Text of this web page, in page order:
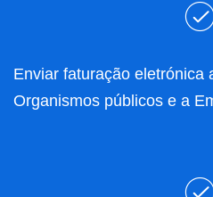
Enviar faturação eletrónica
Organismos públicos e a